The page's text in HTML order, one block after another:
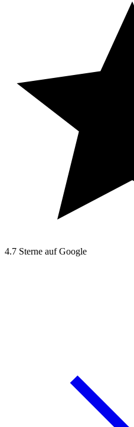
4.7 Sterne auf Google